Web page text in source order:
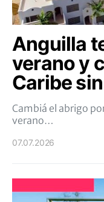
Anguilla
verano y
Caribe
Cambiá el abrigo
verano…
07.07.2026